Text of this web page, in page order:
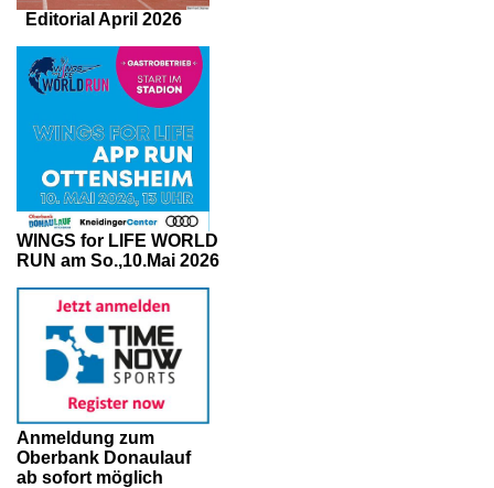
Editorial April 2026
WINGS for LIFE WORLD
RUN am So.,10.Mai 2026
Anmeldung zum
Oberbank Donaulauf
ab sofort möglich